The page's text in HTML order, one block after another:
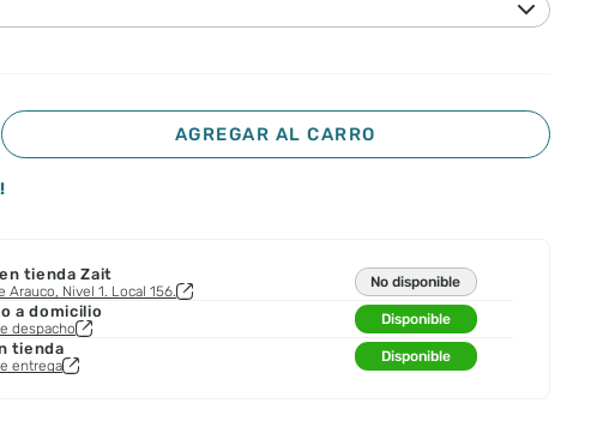
AGREGAR AL CARRO
tienda Zait
Arauco, Nivel 1. Local 156.
No disponible
a domicilio
despacho
Disponible
tienda
entrega
Disponible